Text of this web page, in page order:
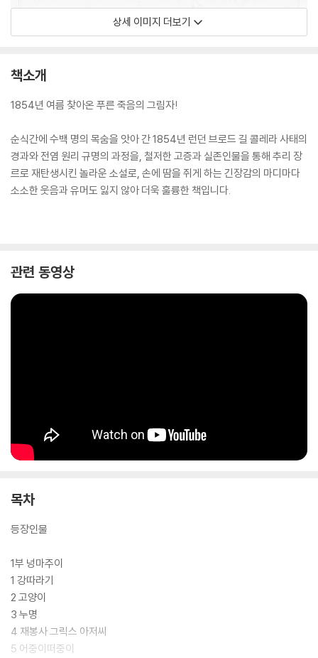
상세 이미지 더보기
책소개
1854년 여름 찾아온 푸른 죽음의 그림자!
순식간에 수백 명의 목숨을 앗아 간 1854년 런던 브로드 길 콜레라 사태의
경과와 전염 원리 규명의 과정을, 철저한 고증과 실존인물을 통해 추리 장
르로 재탄생시킨 놀라운 소설로, 손에 땀을 쥐게 하는 긴장감의 마디마다
소소한 웃음과 유머도 잃지 않아 더욱 훌륭한 책입니다.
관련 동영상
목차
등장인물
1부 넝마주이
1 강따라기
2 고양이
3 누명
4 재봉사 그릭스 아저씨
5 어중이떠중이